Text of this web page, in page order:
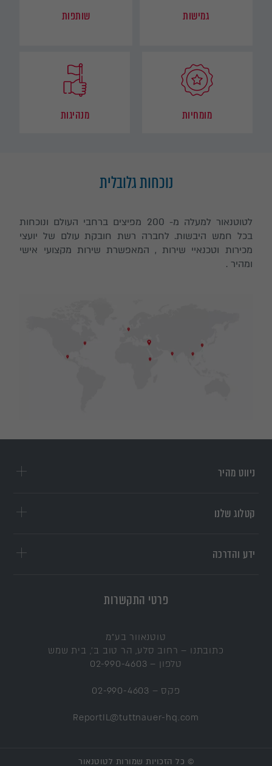
גמישות שותפות
מומחיות מנהיגות
נוכחות גלובלית
לטוטנאור למעלה מ- 200 מפיצים ברחבי העולם ונוכחות
בכל חמש היבשות. לחברה רשת חובקת עולם של יועצי
מכירות וטכנאיי שירות , המאפשרת שירות מקצועי אישי
ומהיר .
ניווט מהיר
קטלוג שלנו
ידע והדרכה
פרטי התקשרות
טוטנאוור בע"מ
כתובתנו – רחוב סלע, הר טוב ב', בית שמש
טלפון –
02-990-4603
פקס – 02-990-4603
ReportIL@tuttnauer-hq.com
© כל הזכויות שמורות לטוטנאור